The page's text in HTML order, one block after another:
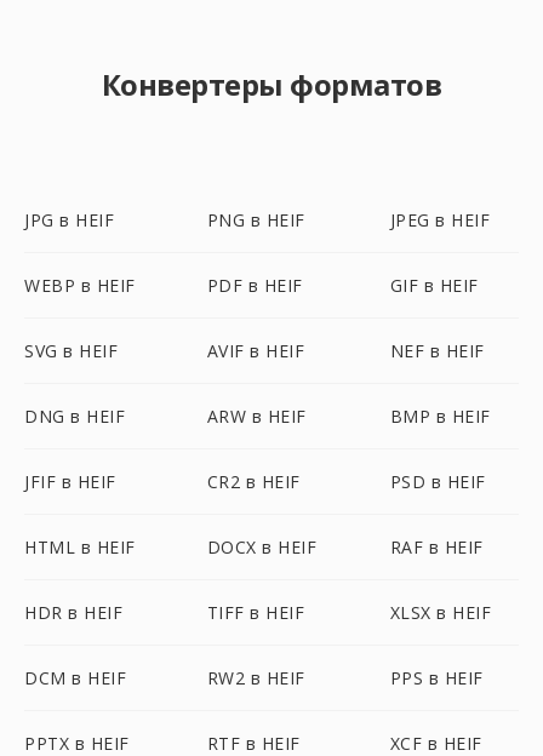
Конвертеры форматов
JPG в HEIF PNG в HEIF JPEG в HEIF
WEBP в HEIF PDF в HEIF GIF в HEIF
SVG в HEIF AVIF в HEIF NEF в HEIF
DNG в HEIF ARW в HEIF BMP в HEIF
JFIF в HEIF CR2 в HEIF PSD в HEIF
HTML в HEIF DOCX в HEIF RAF в HEIF
HDR в HEIF TIFF в HEIF XLSX в HEIF
DCM в HEIF RW2 в HEIF PPS в HEIF
PPTX в HEIF RTF в HEIF XCF в HEIF